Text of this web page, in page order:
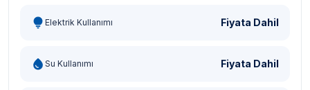
Elektrik Kullanımı Fiyata Dahil
Su Kullanımı Fiyata Dahil